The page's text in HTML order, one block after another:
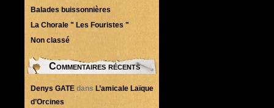
Balades buissonnières
La Chorale " Les Fouristes "
Non classé
Commentaires récents
Denys GATE dans L’amicale Laïque
d’Orcines